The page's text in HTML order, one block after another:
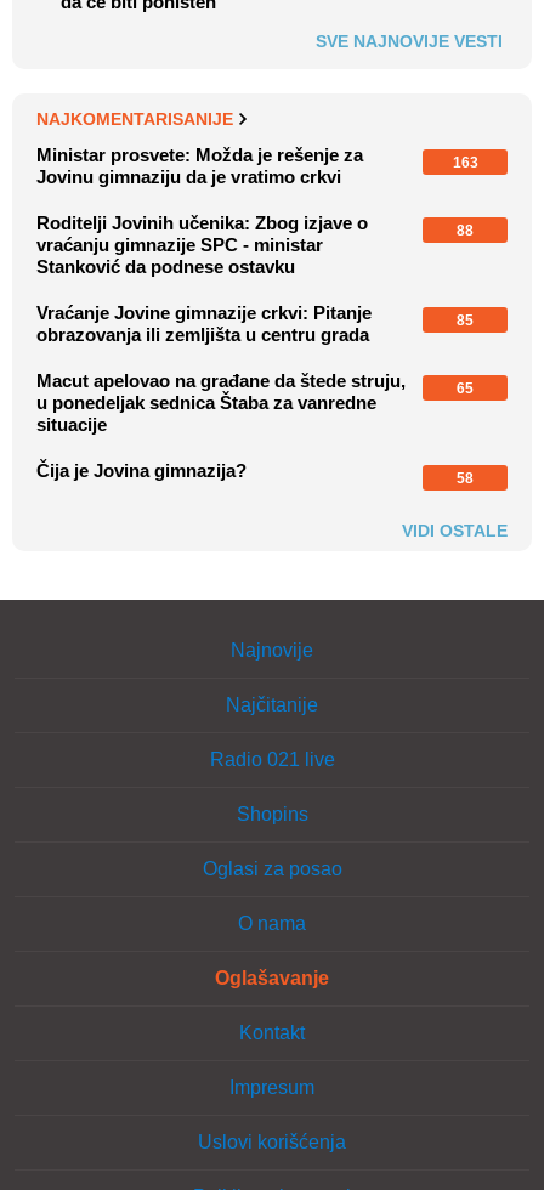
SVE NAJNOVIJE VESTI
NAJKOMENTARISANIJE
Ministar prosvete: Možda je rešenje za
Jovinu gimnaziju da je vratimo crkvi
163
Roditelji Jovinih učenika: Zbog izjave o
vraćanju gimnazije SPC - ministar
Stanković da podnese ostavku
88
Vraćanje Jovine gimnazije crkvi: Pitanje
obrazovanja ili zemljišta u centru grada
85
Macut apelovao na građane da štede struju,
u ponedeljak sednica Štaba za vanredne
situacije
65
Čija je Jovina gimnazija? 58
VIDI OSTALE
Najnovije
Najčitanije
Radio 021 live
Shopins
Oglasi za posao
O nama
Oglašavanje
Kontakt
Impresum
Uslovi korišćenja